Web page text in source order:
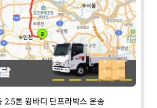
2.5톤 윙바디 단프라박스 운송